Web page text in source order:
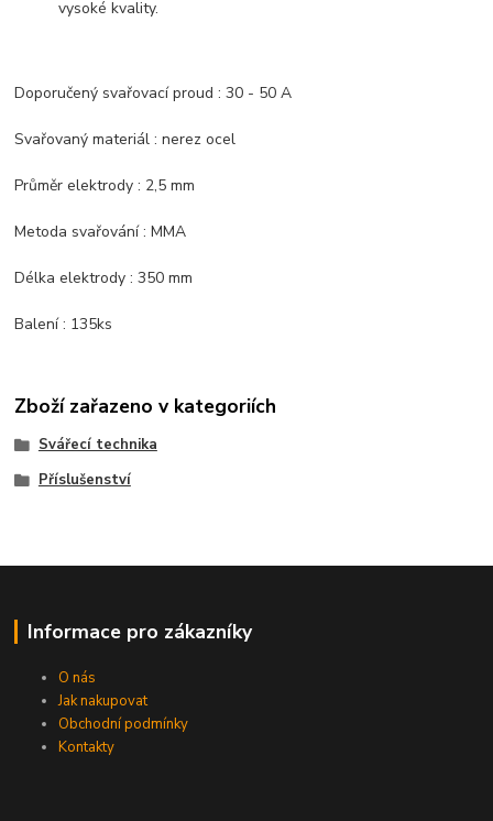
vysoké kvality.
Doporučený svařovací proud : 30 - 50 A
Svařovaný materiál : nerez ocel
Průměr elektrody : 2,5 mm
Metoda svařování : MMA
Délka elektrody : 350 mm
Balení : 135ks
Zboží zařazeno v kategoriích
Svářecí technika
Příslušenství
Informace pro zákazníky
O nás
Jak nakupovat
Obchodní podmínky
Kontakty